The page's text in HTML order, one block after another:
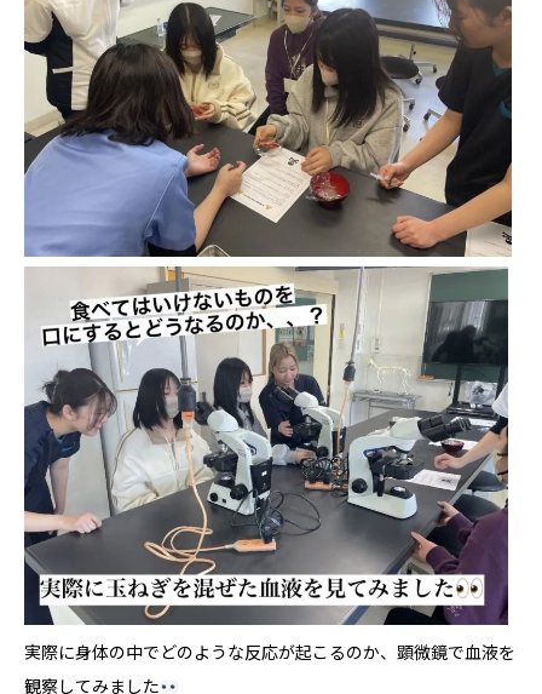
実際に身体の中でどのような反応が起こるのか、顕微鏡で血液を
観察してみました